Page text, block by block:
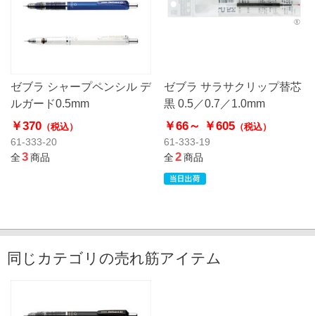
ゼブラ シャープペンシル デ
ルガード0.5mm
￥370 （税込）
61-333-20
全3商品
ゼブラ サラサクリップ替芯
黒 0.5／0.7／1.0mm
￥66～ ￥605（税込）
61-333-19
全2商品
同じカテゴリの売れ筋アイテム